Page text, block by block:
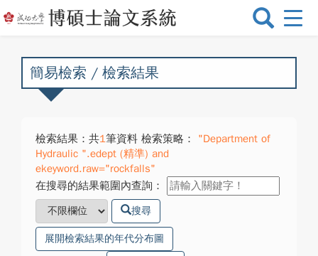
選
換
簡易檢索 / 檢索結果
檢索結果：共1筆資料 檢索策略：
"Department of
Hydraulic ".edept (精準) and
ekeyword.raw="rockfalls"
在搜尋的結果範圍內查詢：
搜尋
展開檢索結果的年代分布圖